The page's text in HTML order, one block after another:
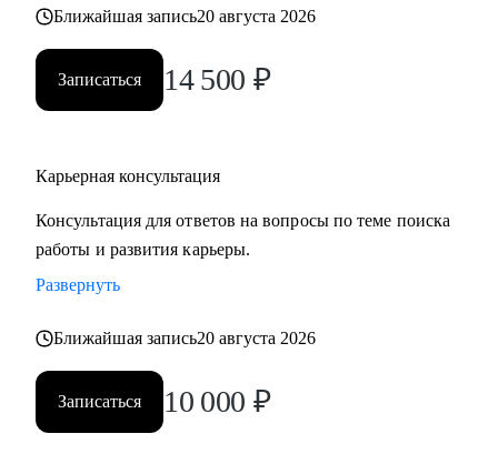
• часто меняли работу;
• захотели вернуться из фриланса, своего бизнеса в найм;
• хотите сменить профессию, но не знаете, как грамотно
построить поиск работы.
Ближайшая запись20 августа 2026
Записаться 14 500 ₽
Карьерная консультация
Консультация для ответов на вопросы по теме поиска
работы и развития карьеры.
Развернуть
Ближайшая запись20 августа 2026
Записаться 10 000 ₽